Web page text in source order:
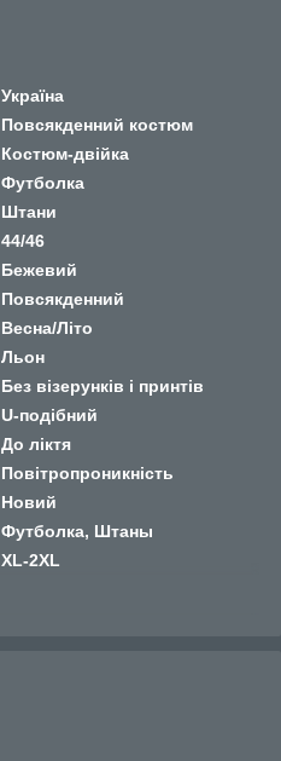
Україна
Повсякденний костюм
Костюм-двійка
Футболка
Штани
44/46
Бежевий
Повсякденний
Весна/Літо
Льон
Без візерунків і принтів
U-подібний
До ліктя
Повітропроникність
Новий
Футболка, Штаны
XL-2XL